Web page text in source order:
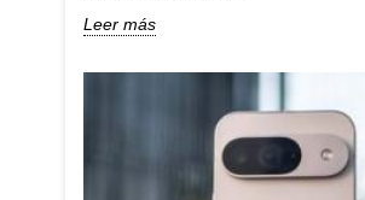
Leer más